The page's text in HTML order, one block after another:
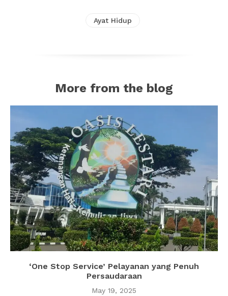
Ayat Hidup
More from the blog
‘One Stop Service’ Pelayanan yang Penuh
Persaudaraan
May 19, 2025